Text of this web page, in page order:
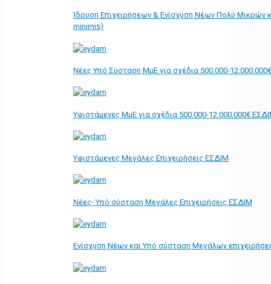
Ίδρυση Επιχειρήσεων & Ενίσχυση Νέων Πολύ Μικρών
minimis)
Νέες Υπό Σύσταση ΜμΕ για σχέδια 500.000-
Υφιστάμενες ΜμΕ για σχέδια 500.000-12.000.000€
Υφιστάμενες Μεγάλες Επιχειρήσεις ΕΣΔΙΜ
Νέες- Υπό σύσταση Μεγάλες Επιχειρήσεις ΕΣΔΙΜ
Ενίσχυση Νέων και Υπό σύσταση Μεγάλων